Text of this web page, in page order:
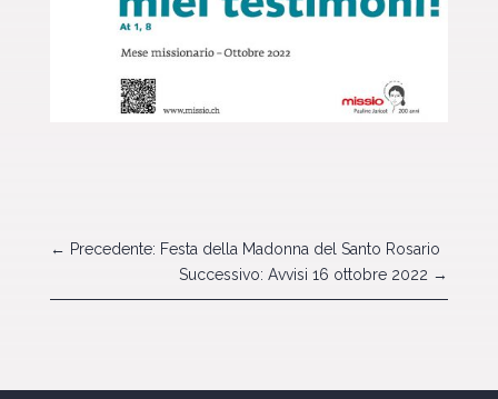
← Precedente: Festa della Madonna del Santo Rosario
Successivo: Avvisi 16 ottobre 2022 →